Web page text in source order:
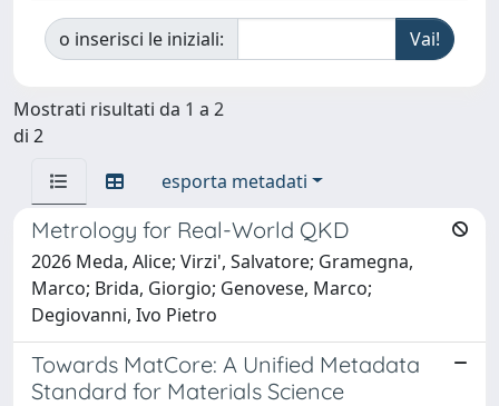
o inserisci le iniziali:
Mostrati risultati da 1 a 2
di 2
esporta metadati
Metrology for Real-World QKD
2026 Meda, Alice; Virzi', Salvatore; Gramegna,
Marco; Brida, Giorgio; Genovese, Marco;
Degiovanni, Ivo Pietro
Towards MatCore: A Unified Metadata
Standard for Materials Science